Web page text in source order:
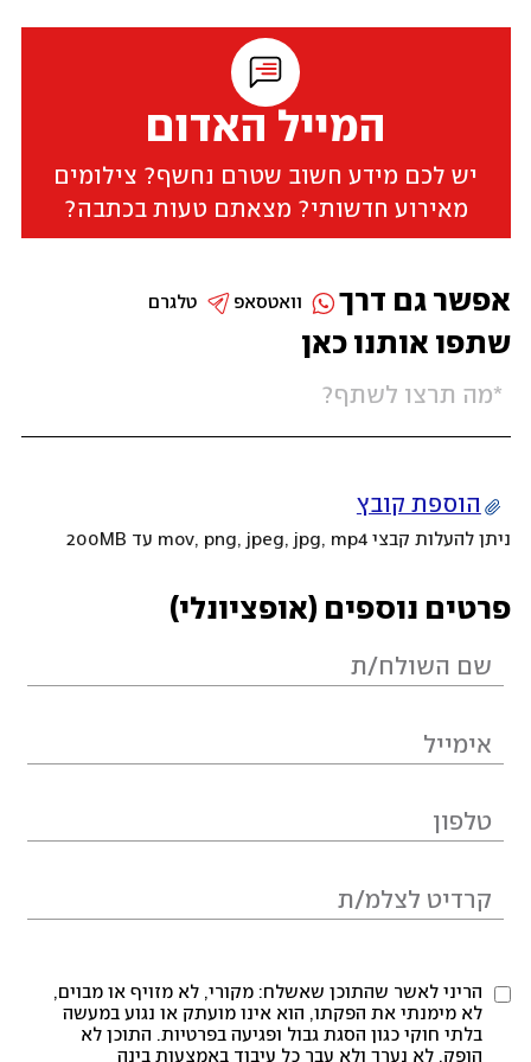
המייל האדום
יש לכם מידע חשוב שטרם נחשף? צילומים
מאירוע חדשותי? מצאתם טעות בכתבה?
שתפו אותנו כאן
הוספת קובץ
ניתן להעלות קבצי mov, png, jpeg, jpg, mp4 עד 200MB
פרטים נוספים (אופציונלי)
הריני לאשר שהתוכן שאשלח: מקורי, לא מזויף או מבוים,
לא מימנתי את הפקתו, הוא אינו מועתק או נגוע במעשה
בלתי חוקי כגון הסגת גבול ופגיעה בפרטיות. התוכן לא
הופק, לא נערך ולא עבר כל עיבוד באמצעות בינה
אפשר גם דרך טלגרם וואטסאפ